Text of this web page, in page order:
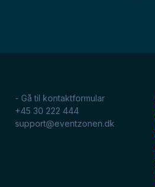
- Gå til kontaktformular
+45 30 222 444
support@eventzonen.dk